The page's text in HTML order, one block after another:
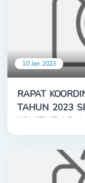
10 Jan 2023
RAPAT
TAHUN 2023
KOMITMEN